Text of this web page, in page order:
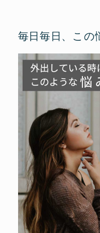
毎日毎日、この